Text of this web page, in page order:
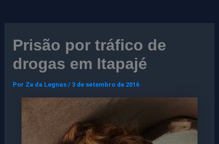
Prisão por tráfico de
drogas em Itapajé
Por Ze da Legnas/3 de setembro de 2016